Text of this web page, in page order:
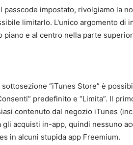
passcode impostato, rivolgiamo la
limitarlo. L'unico argomento di
piano e al centro nella parte
sottosezione “iTunes Store” è
predefinito e “Limita”. Il
contenuto dal negozio iTunes
gli acquisti in-app, quindi nessuno
in alcuni stupida app Freemium.